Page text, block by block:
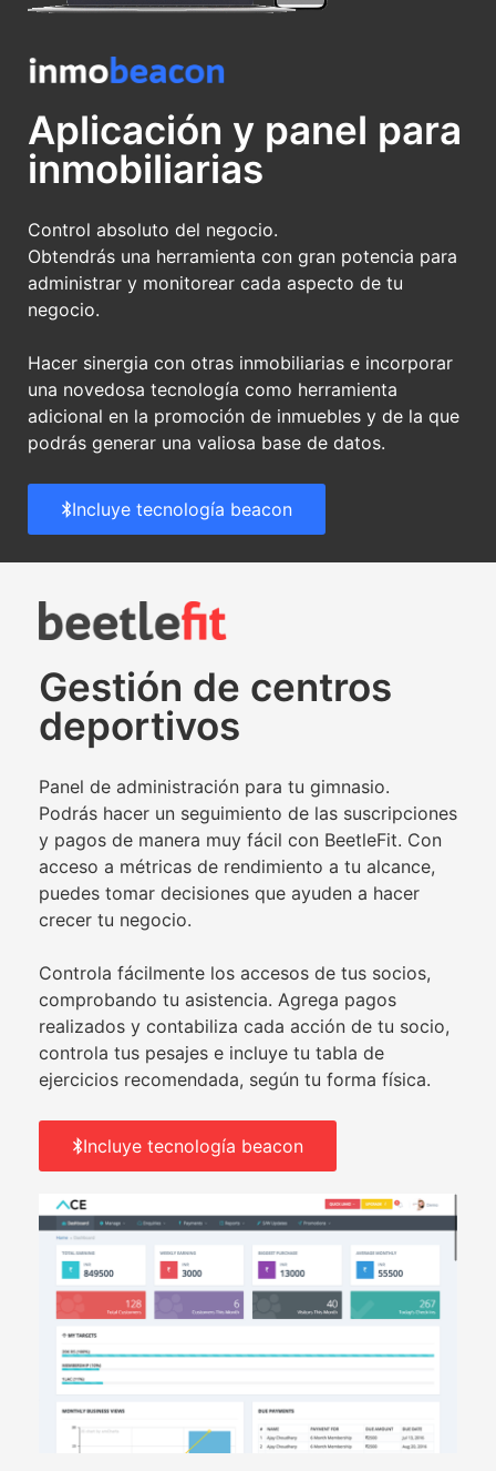
Aplicación y panel para
inmobiliarias
Control absoluto del negocio.
Obtendrás una herramienta con gran potencia para
administrar y monitorear cada aspecto de tu
negocio.
Hacer sinergia con otras inmobiliarias e incorporar
una novedosa tecnología como herramienta
adicional en la promoción de inmuebles y de la que
podrás generar una valiosa base de datos.
Incluye tecnología beacon
Gestión de centros
deportivos
Panel de administración para tu gimnasio.
Podrás hacer un seguimiento de las suscripciones
y pagos de manera muy fácil con BeetleFit. Con
acceso a métricas de rendimiento a tu alcance,
puedes tomar decisiones que ayuden a hacer
crecer tu negocio.
Controla fácilmente los accesos de tus socios,
comprobando tu asistencia. Agrega pagos
realizados y contabiliza cada acción de tu socio,
controla tus pesajes e incluye tu tabla de
ejercicios recomendada, según tu forma física.
Incluye tecnología beacon